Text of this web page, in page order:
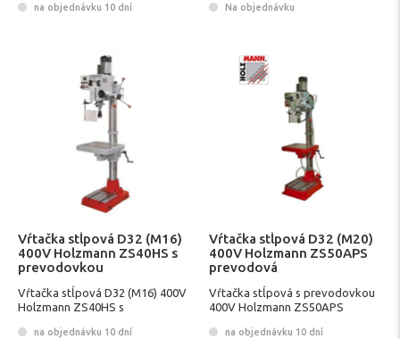
na objednávku 10 dní Na objednávku
Vŕtačka stĺpová D32 (M16)
400V Holzmann ZS40HS s
prevodovkou
Vŕtačka stĺpová D32 (M16) 400V
Holzmann ZS40HS s
na objednávku 10 dní
Vŕtačka stĺpová D32 (M20)
400V Holzmann ZS50APS
prevodová
Vŕtačka stĺpová s prevodovkou
400V Holzmann ZS50APS
na objednávku 10 dní